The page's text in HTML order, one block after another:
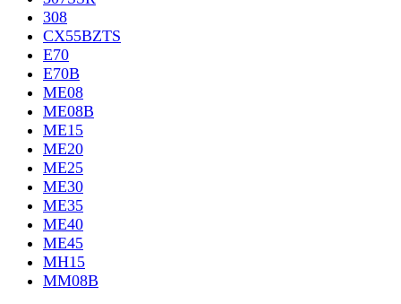
308
CX55BZTS
E70
E70B
ME08
ME08B
ME15
ME20
ME25
ME30
ME35
ME40
ME45
MH15
MM08B